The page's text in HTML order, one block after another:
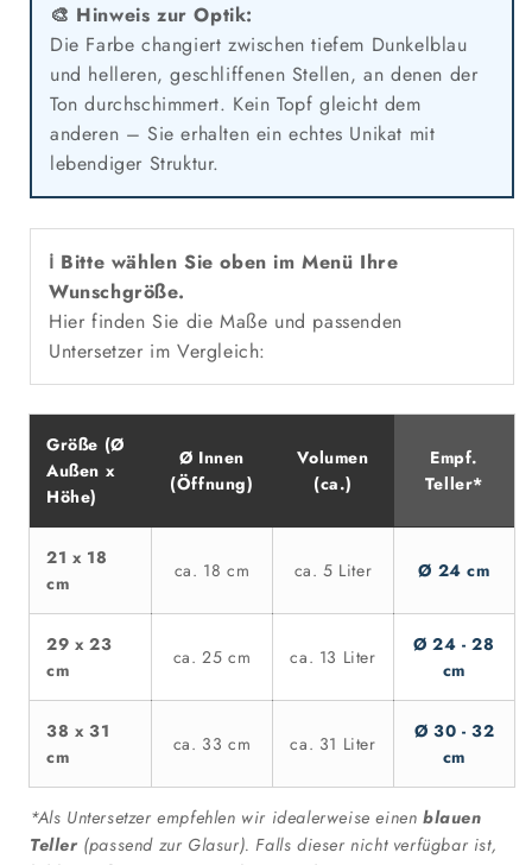
🎨 Hinweis zur Optik:
Die Farbe changiert zwischen tiefem Dunkelblau
und helleren, geschliffenen Stellen, an denen der
Ton durchschimmert. Kein Topf gleicht dem
anderen – Sie erhalten ein echtes Unikat mit
lebendiger Struktur.
ℹ️ Bitte wählen Sie oben im Menü Ihre
Wunschgröße.
Hier finden Sie die Maße und passenden
Untersetzer im Vergleich:
Größe (Ø
Außen x
Höhe)
Ø Innen
(Öffnung)
Volumen
(ca.)
Empf.
Teller*
21 x 18
cm
ca. 18 cm ca. 5 Liter Ø 24 cm
29 x 23
cm
ca. 25 cm ca. 13 Liter
Ø 24 - 28
cm
38 x 31
cm
ca. 33 cm ca. 31 Liter
Ø 30 - 32
cm
*Als Untersetzer empfehlen wir idealerweise einen blauen
Teller (passend zur Glasur). Falls dieser nicht verfügbar ist,